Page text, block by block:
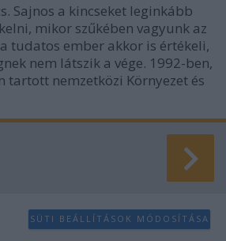
Sajnos a kincseket leginkább
mikor szűkében vagyunk az
tudatos ember akkor is értékeli,
nem látszik a vége. 1992-ben,
tartott nemzetközi Környezet és
SÜTI BEÁLLÍTÁSOK MÓDOSÍTÁSA